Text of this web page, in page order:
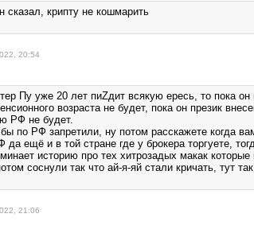
сказал, крипту не кошмарить
20:54
Пу уже 20 лет пиZдит всякую ересь, то пока он
возраста не будет, пока он презик
РФ не будет.
по РФ запретили, ну потом расскажете когда
ещё и в той стране где у брокера торгуете,
историю про тех хитрозадых макак которые
соснули так что ай-я-яй стали кричать, тут
21:06